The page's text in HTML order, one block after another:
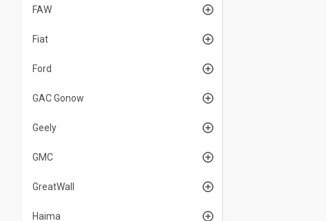
FAW
Fiat
Ford
GAC Gonow
Geely
GMC
GreatWall
Haima